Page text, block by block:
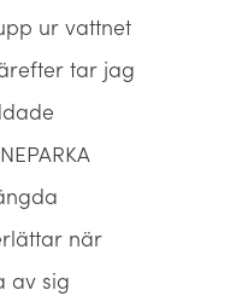
ur vattnet
tar jag
när
av sig